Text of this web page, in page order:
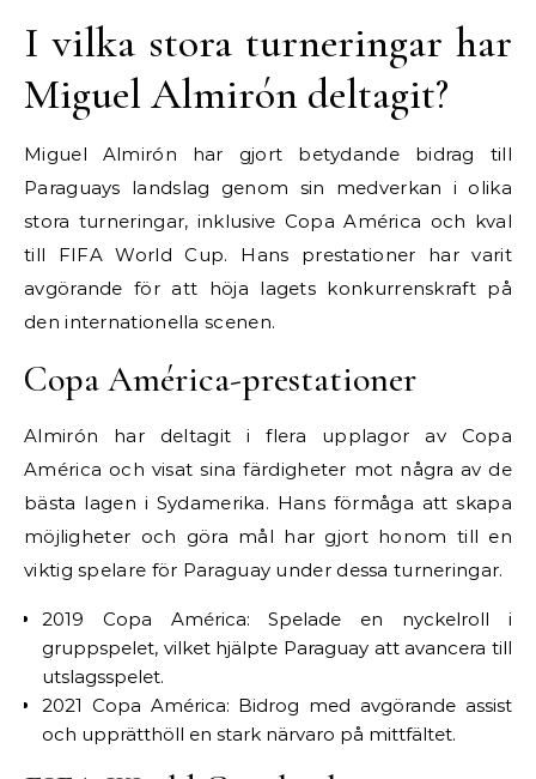
I vilka stora turneringar har
Miguel Almirón deltagit?
Miguel Almirón har gjort betydande bidrag till
Paraguays landslag genom sin medverkan i olika
stora turneringar, inklusive Copa América och kval
till FIFA World Cup. Hans prestationer har varit
avgörande för att höja lagets konkurrenskraft på
den internationella scenen.
Copa América-prestationer
Almirón har deltagit i flera upplagor av Copa
América och visat sina färdigheter mot några av de
bästa lagen i Sydamerika. Hans förmåga att skapa
möjligheter och göra mål har gjort honom till en
viktig spelare för Paraguay under dessa turneringar.
2019 Copa América: Spelade en nyckelroll i
gruppspelet, vilket hjälpte Paraguay att avancera till
utslagsspelet.
2021 Copa América: Bidrog med avgörande assist
och upprätthöll en stark närvaro på mittfältet.